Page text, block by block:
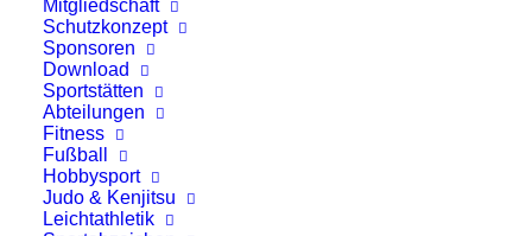
Mitgliedschaft
Schutzkonzept
Sponsoren
Download
Sportstätten
Abteilungen
Fitness
Fußball
Hobbysport
Judo & Kenjitsu
Leichtathletik